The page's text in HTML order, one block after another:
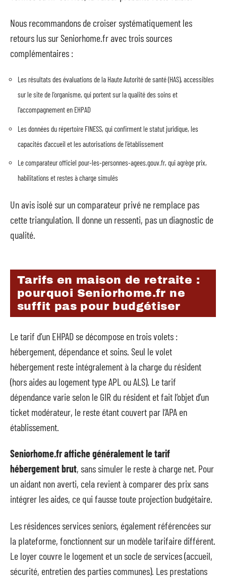
Nous recommandons de croiser systématiquement les
retours lus sur Seniorhome.fr avec trois sources
complémentaires :
Les résultats des évaluations de la Haute Autorité de santé (HAS), accessibles
sur le site de l’organisme, qui portent sur la qualité des soins et
l’accompagnement en EHPAD
Les données du répertoire FINESS, qui confirment le statut juridique, les
capacités d’accueil et les autorisations de l’établissement
Le comparateur officiel pour-les-personnes-agees.gouv.fr, qui agrège prix,
habilitations et restes à charge simulés
Un avis isolé sur un comparateur privé ne remplace pas
cette triangulation. Il donne un ressenti, pas un diagnostic de
qualité.
Tarifs en maison de retraite :
pourquoi Seniorhome.fr ne
suffit pas pour budgétiser
Le tarif d’un EHPAD se décompose en trois volets :
hébergement, dépendance et soins. Seul le volet
hébergement reste intégralement à la charge du résident
(hors aides au logement type APL ou ALS). Le tarif
dépendance varie selon le GIR du résident et fait l’objet d’un
ticket modérateur, le reste étant couvert par l’APA en
établissement.
Seniorhome.fr affiche généralement le tarif
hébergement brut, sans simuler le reste à charge net. Pour
un aidant non averti, cela revient à comparer des prix sans
intégrer les aides, ce qui fausse toute projection budgétaire.
Les résidences services seniors, également référencées sur
la plateforme, fonctionnent sur un modèle tarifaire différent.
Le loyer couvre le logement et un socle de services (accueil,
sécurité, entretien des parties communes). Les prestations